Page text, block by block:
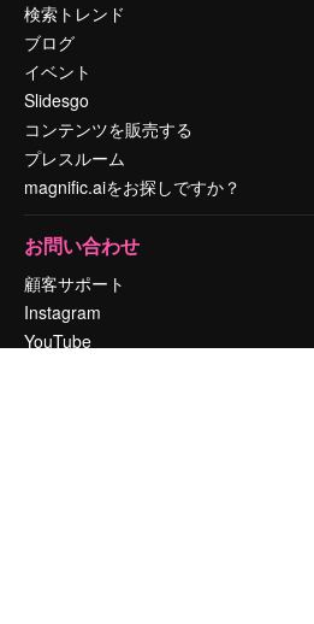
検索トレンド
ブログ
イベント
Slidesgo
コンテンツを販売する
プレスルーム
magnific.aiをお探しですか？
お問い合わせ
顧客サポート
Instagram
YouTube